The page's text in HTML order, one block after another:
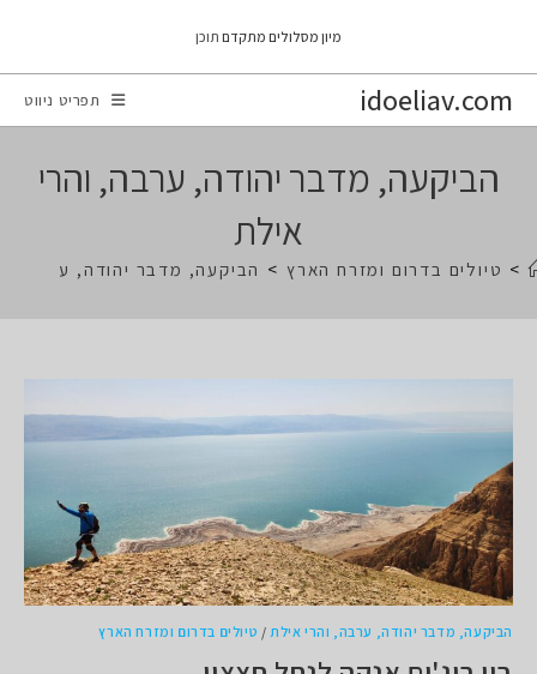
content
מיון מסלולים מתקדם תוכן
idoeliav.com תפריט ניווט
הביקעה, מדבר יהודה, ערבה, והרי
אילת
> טיולים בדרום ומזרח הארץ > הביקעה, מדבר יהודה, ערבה,
הביקעה, מדבר יהודה, ערבה, והרי אילת / טיולים בדרום ומזרח הארץ